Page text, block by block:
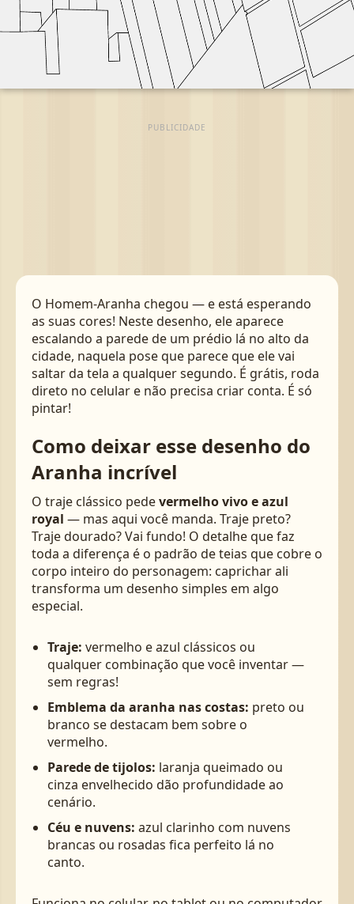
PUBLICIDADE
O Homem-Aranha chegou — e está esperando
as suas cores! Neste desenho, ele aparece
escalando a parede de um prédio lá no alto da
cidade, naquela pose que parece que ele vai
saltar da tela a qualquer segundo. É grátis, roda
direto no celular e não precisa criar conta. É só
pintar!
Como deixar esse desenho do
Aranha incrível
O traje clássico pedevermelho vivo e azul
royal — mas aqui você manda. Traje preto?
Traje dourado? Vai fundo! O detalhe que faz
toda a diferença é o padrão de teias que cobre o
corpo inteiro do personagem: caprichar ali
transforma um desenho simples em algo
especial.
Traje: vermelho e azul clássicos ou
qualquer combinação que você inventar —
sem regras!
Emblema da aranha nas costas: preto ou
branco se destacam bem sobre o
vermelho.
Parede de tijolos: laranja queimado ou
cinza envelhecido dão profundidade ao
cenário.
Céu e nuvens: azul clarinho com nuvens
brancas ou rosadas fica perfeito lá no
canto.